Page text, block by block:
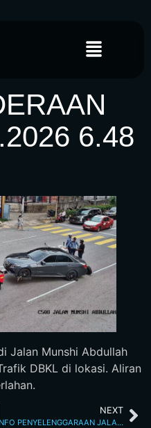
6.48
Jalan Munshi Abdullah
DBKL di lokasi. Aliran
NEXT
INFO PENYELENGGARAAN JALAN: 06/01/2026 JALAN MAHARAJALELA